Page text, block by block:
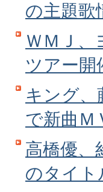
の主題歌
ＷＭＪ、
ツアー開
キング、
で新曲Ｍ
高橋優、
のタイト